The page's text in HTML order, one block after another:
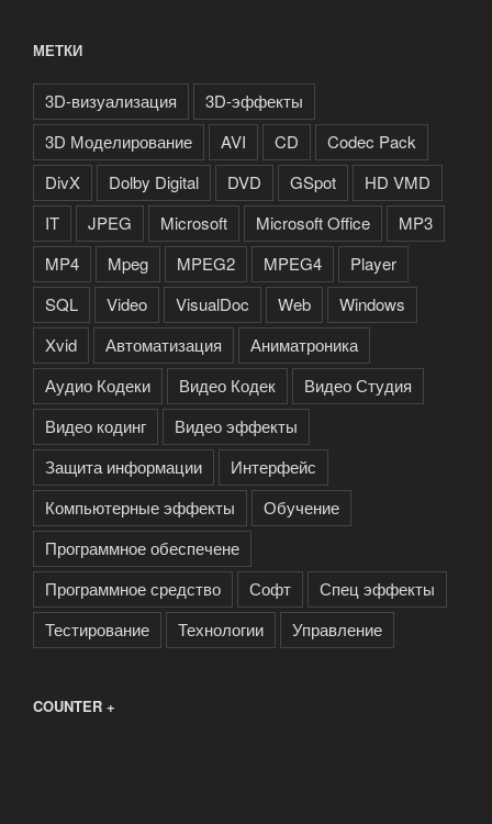
МЕТКИ
3D-визуализация
3D-эффекты
3D Моделирование
AVI CD
Codec Pack
DivX
Dolby Digital DVD GSpot
HD VMD
IT
JPEG Microsoft Microsoft Office
MP3
MP4
Mpeg MPEG2 MPEG4
Player
SQL
Video VisualDoc Web
Windows
Xvid
Автоматизация
Аниматроника
Аудио Кодеки
Видео Кодек
Видео Студия
Видео кодинг
Видео эффекты
Защита информации
Интерфейс
Компьютерные эффекты
Обучение
Программное обеспечене
Программное средство
Софт
Спец эффекты
Тестирование
Технологии Управление
COUNTER +